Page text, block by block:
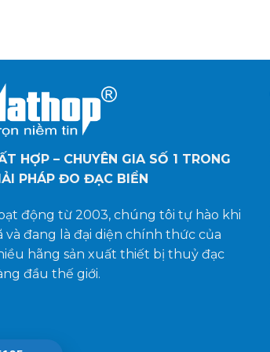
HỢP – CHUYÊN GIA SỐ 1 TRONG
PHÁP ĐO ĐẠC BIỂN
động từ 2003, chúng tôi tự hào khi
và đang là đại diện chính thức của
hãng sản xuất thiết bị thuỷ đạc
đầu thế giới.